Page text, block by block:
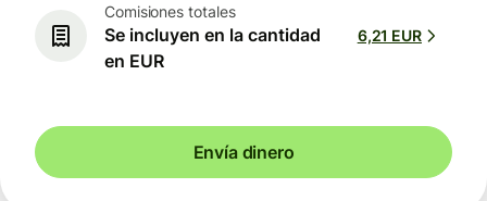
Comisiones totales
Se incluyen en la cantidad
en EUR
6,21 EUR
Envía dinero